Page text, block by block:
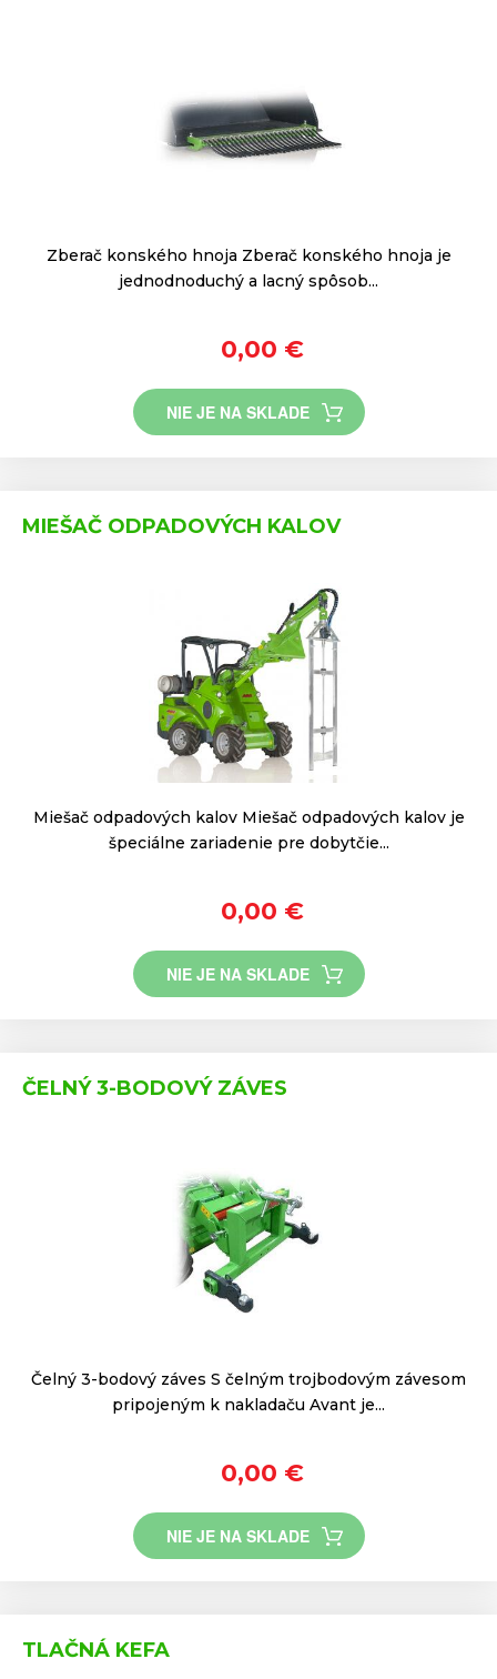
Zberač konského hnoja Zberač konského hnoja je
jednodnoduchý a lacný spôsob...
0,00 €
NIE JE NA SKLADE
MIEŠAČ ODPADOVÝCH KALOV
Miešač odpadových kalov Miešač odpadových kalov je
špeciálne zariadenie pre dobytčie...
0,00 €
NIE JE NA SKLADE
ČELNÝ 3-BODOVÝ ZÁVES
Čelný 3-bodový záves S čelným trojbodovým závesom
pripojeným k nakladaču Avant je...
0,00 €
NIE JE NA SKLADE
TLAČNÁ KEFA